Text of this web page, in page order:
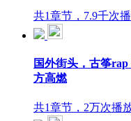
共1章节，7.9千次
国外街头，古筝
方高燃
共1章节，2万次播